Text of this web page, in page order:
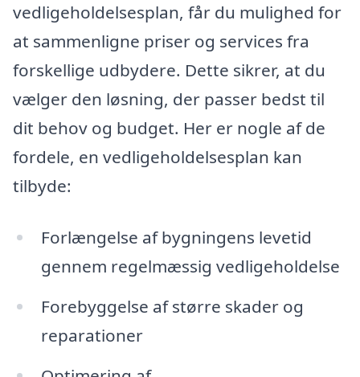
vedligeholdelsesplan, får du mulighed for
at sammenligne priser og services fra
forskellige udbydere. Dette sikrer, at du
vælger den løsning, der passer bedst til
dit behov og budget. Her er nogle af de
fordele, en vedligeholdelsesplan kan
tilbyde:
Forlængelse af bygningens levetid
gennem regelmæssig vedligeholdelse
Forebyggelse af større skader og
reparationer